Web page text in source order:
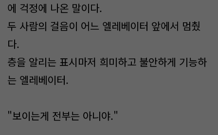
에 걱정에 나온 말이다.
두 사람의 걸음이 어느 엘레베이터 앞에서 멈췄
다.
층을 알리는 표시마저 희미하고 불안하게 기능하
는 엘레베이터.
"보이는게 전부는 아니야."